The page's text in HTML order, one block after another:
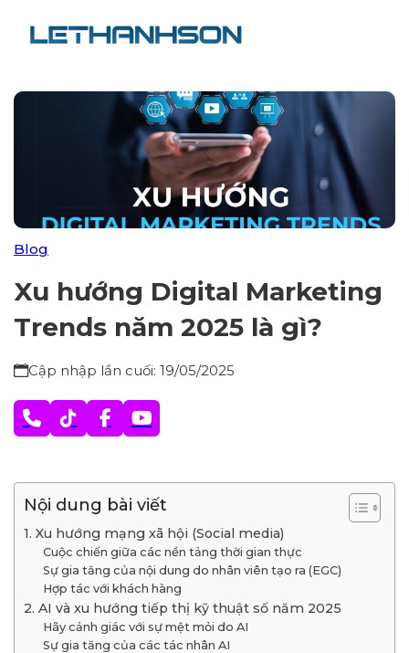
Blog
Xu hướng Digital Marketing
Trends năm 2025 là gì?
Cập nhập lần cuối: 19/05/2025
Nội dung bài viết
1. Xu hướng mạng xã hội (Social media)
Cuộc chiến giữa các nền tảng thời gian thực
Sự gia tăng của nội dung do nhân viên tạo ra (EGC)
Hợp tác với khách hàng
2. AI và xu hướng tiếp thị kỹ thuật số năm 2025
Hãy cảnh giác với sự mệt mỏi do AI
Sự gia tăng của các tác nhân AI